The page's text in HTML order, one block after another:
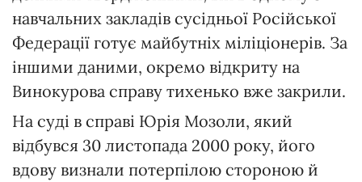
навчальних закладів сусідньої Російської
Федерації готує майбутніх міліціонерів. За
іншими даними, окремо відкриту на
Винокурова справу тихенько вже закрили.
На суді в справі Юрія Мозоли, який
відбувся 30 листопада 2000 року, його
вдову визнали потерпілою стороною й